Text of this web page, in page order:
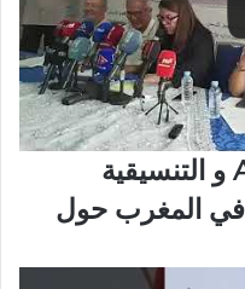
الندوة الصحفية لAMDH و التنسيقية
في المغرب حول